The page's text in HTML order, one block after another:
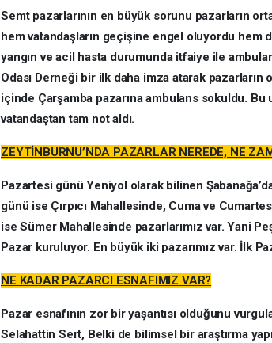
Semt pazarlarının en büyük sorunu pazarların
hem vatandaşların geçişine engel oluyordu hem
yangın ve acil hasta durumunda itfaiye ile
Odası Derneği bir ilk daha imza atarak
içinde Çarşamba pazarına ambulans sokuldu.
vatandaştan tam not aldı.
ZEYTİNBURNU’NDA PAZARLAR NEREDE, NE
Pazartesi günü Yeniyol olarak bilinen
günü ise Çırpıcı Mahallesinde, Cuma ve
ise Sümer Mahallesinde pazarlarımız var. Yani
Pazar kuruluyor. En büyük iki pazarımız var. İlk
NE KADAR PAZARCI ESNAFIMIZ VAR?
Pazar esnafının zor bir yaşantısı olduğunu
Selahattin Sert, Belki de bilimsel bir araştırma